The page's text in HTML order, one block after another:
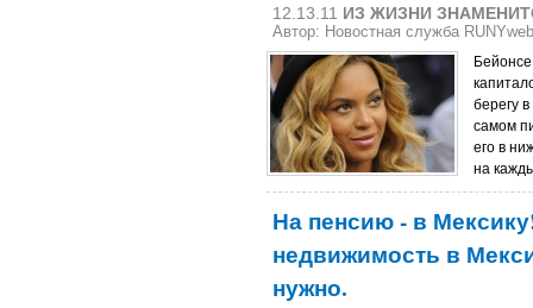
12.13.11 ИЗ ЖИЗНИ
Автор: Новостная служба RUNYweb
берегу
самом
его в
на
На пенсию - в
недвижимость в
нужно.